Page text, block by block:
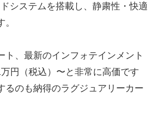
システムを搭載し、静粛性・快適
、最新のインフォテインメント
円（税込）〜と非常に高価です
るのも納得のラグジュアリーカー